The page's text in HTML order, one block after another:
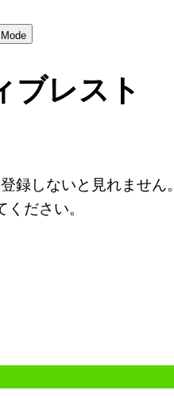
ブレスト
録しないと見れません。
ください。